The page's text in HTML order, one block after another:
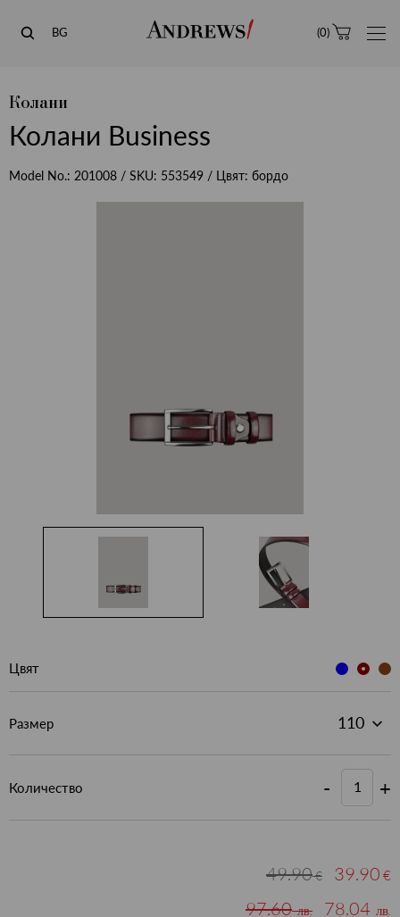
Andrews
BG (0)
Колани
Колани Business
Model No.: 201008 / SKU: 553549 / Цвят: бордо
Цвят
Размер
Количество - +
49.90€ 39.90 €
97.60лв. 78.04 лв.